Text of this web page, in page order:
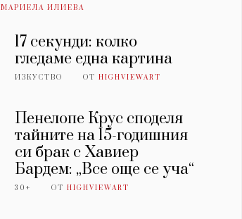
МАРИЕЛА ИЛИЕВА
17 секунди: колко
гледаме една картина
ИЗКУСТВО ОТHIGHVIEWART
Пенелопе Крус споделя
тайните на 15-годишния
си брак с Хавиер
Бардем: „Все още се уча“
30+ ОТHIGHVIEWART